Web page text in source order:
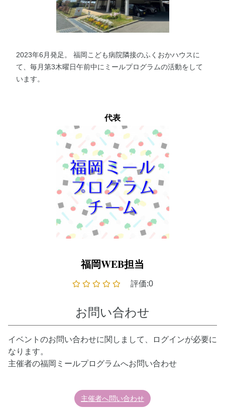
2023年6月発足。 福岡こども病院隣接のふくおかハウスに
て、毎月第3木曜日午前中にミールプログラムの活動をして
います。
代表
福岡WEB担当
評価:0
お問い合わせ
イベントのお問い合わせに関しまして、ログインが必要に
なります。
主催者の福岡ミールプログラムへお問い合わせ
主催者へ問い合わせ